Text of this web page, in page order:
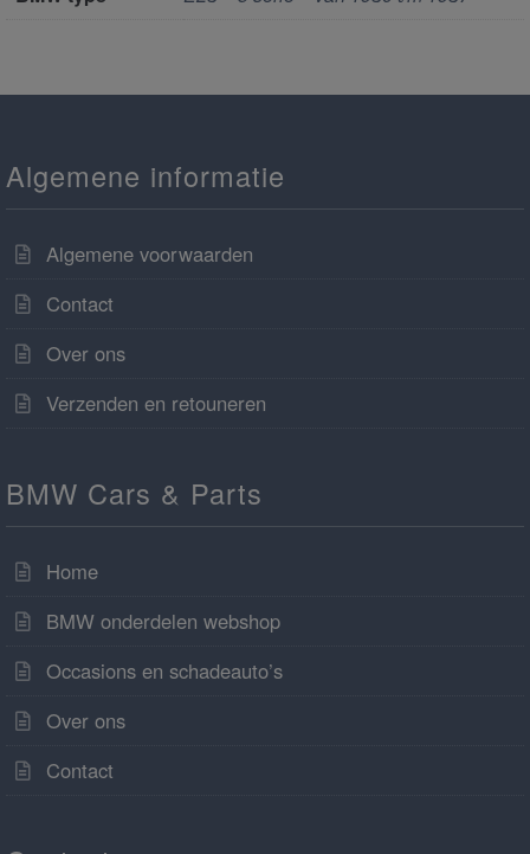
Algemene informatie
Algemene voorwaarden
Contact
Over ons
Verzenden en retouneren
BMW Cars & Parts
Home
BMW onderdelen webshop
Occasions en schadeauto’s
Over ons
Contact